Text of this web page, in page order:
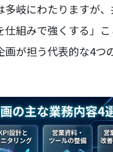
多岐にわたりますが、
組みで強くする」こ
画が担う代表的な4つ